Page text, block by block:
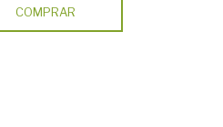
COMPRAR